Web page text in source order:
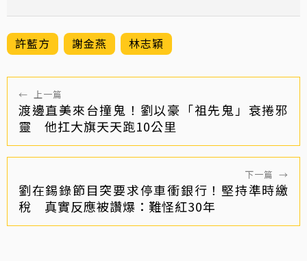
許藍方 謝金燕 林志穎
← 上一篇
渡邊直美來台撞鬼！劉以豪「祖先鬼」衰捲邪
靈 他扛大旗天天跑10公里
下一篇 →
劉在錫錄節目突要求停車衝銀行！堅持準時繳
稅 真實反應被讚爆：難怪紅30年